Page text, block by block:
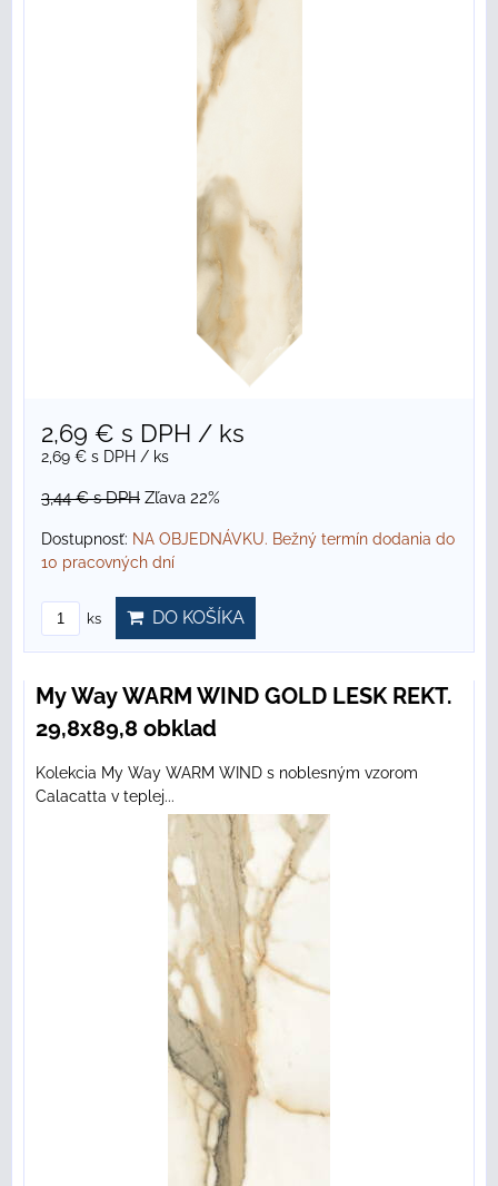
2,69 € s DPH / ks
2,69 € s DPH / ks
3,44 €s DPH Zľava 22%
Dostupnosť: NA OBJEDNÁVKU. Bežný termín dodania do
10 pracovných dní
ks DO KOŠÍKA
My Way WARM WIND GOLD LESK REKT.
29,8x89,8 obklad
Kolekcia My Way WARM WIND s noblesným vzorom
Calacatta v teplej...